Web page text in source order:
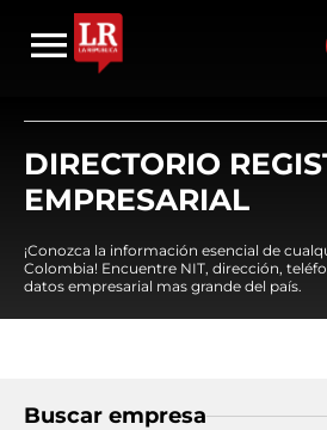
DIRECTORIO
EMPRESARIAL
¡Conozca la información esencial de
Colombia! Encuentre NIT, dirección,
datos empresarial mas grande del país.
Buscar empresa